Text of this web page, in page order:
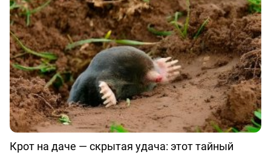
Крот на даче — скрытая удача: этот тайный